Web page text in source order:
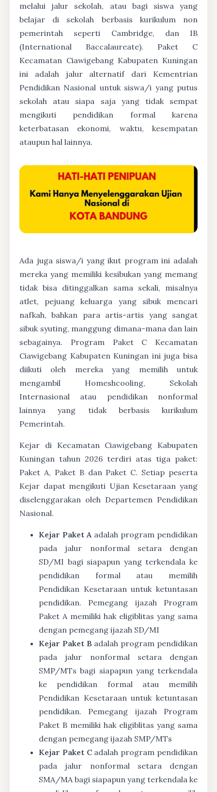
melalui jalur sekolah, atau bagi siswa yang
belajar di sekolah berbasis kurikulum non
pemerintah seperti Cambridge, dan IB
(International Baccalaureate). Paket C
Kecamatan Ciawigebang Kabupaten Kuningan
ini adalah jalur alternatif dari Kementrian
Pendidikan Nasional untuk siswa/i yang putus
sekolah atau siapa saja yang tidak sempat
mengikuti pendidikan formal karena
keterbatasan ekonomi, waktu, kesempatan
ataupun hal lainnya.
Ada juga siswa/i yang ikut program ini adalah
mereka yang memiliki kesibukan yang memang
tidak bisa ditinggalkan sama sekali, misalnya
atlet, pejuang keluarga yang sibuk mencari
nafkah, bahkan para artis-artis yang sangat
sibuk syuting, manggung dimana-mana dan lain
sebagainya. Program Paket C Kecamatan
Ciawigebang Kabupaten Kuningan ini juga bisa
diikuti oleh mereka yang memilih untuk
mengambil Homeshcooling, Sekolah
Internasional atau pendidikan nonformal
lainnya yang tidak berbasis kurikulum
Pemerintah.
Kejar di Kecamatan Ciawigebang Kabupaten
Kuningan tahun 2026 terdiri atas tiga paket:
Paket A, Paket B dan Paket C. Setiap peserta
Kejar dapat mengikuti Ujian Kesetaraan yang
diselenggarakan oleh Departemen Pendidikan
Nasional.
Kejar Paket A adalah program pendidikan
pada jalur nonformal setara dengan
SD/MI bagi siapapun yang terkendala ke
pendidikan formal atau memilih
Pendidikan Kesetaraan untuk ketuntasan
pendidikan. Pemegang ijazah Program
Paket A memiliki hak eligiblitas yang sama
dengan pemegang ijazah SD/MI
Kejar Paket B adalah program pendidikan
pada jalur nonformal setara dengan
SMP/MTs bagi siapapun yang terkendala
ke pendidikan formal atau memilih
Pendidikan Kesetaraan untuk ketuntasan
pendidikan. Pemegang ijazah Program
Paket B memiliki hak eligiblitas yang sama
dengan pemegang ijazah SMP/MTs
Kejar Paket Cadalah program pendidikan
pada jalur nonformal setara dengan
SMA/MA bagi siapapun yang terkendala ke